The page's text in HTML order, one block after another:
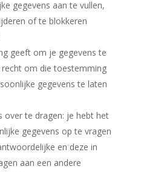
gegevens aan te vullen,
of te blokkeren
geeft om je gegevens te
om die toestemming
gegevens te laten
over te dragen: je hebt het
gegevens op te vragen
en deze in
aan een andere